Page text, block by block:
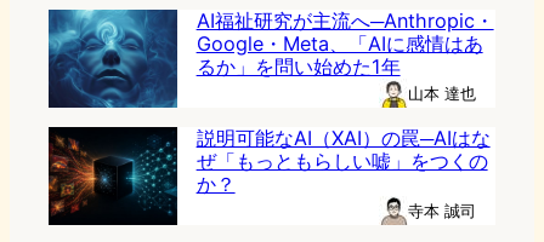
AI福祉研究が主流へ─Anthropic・
Google・Meta、「AIに感情はあ
るか」を問い始めた1年
山本 達也
説明可能なAI（XAI）の罠─AIはな
ぜ「もっともらしい嘘」をつくの
か？
寺本 誠司